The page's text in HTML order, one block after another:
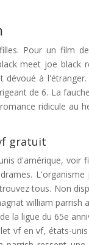
Pour un film
meet joe black
à
de 6. La
ridicule au
gratuit
d'amérique, voir
tous. Non
william
la ligue du 65e
vf en vf, états-